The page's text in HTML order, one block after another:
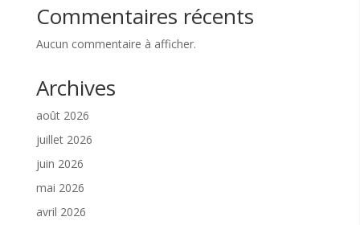
Commentaires récents
Aucun commentaire à afficher.
Archives
août 2026
juillet 2026
juin 2026
mai 2026
avril 2026